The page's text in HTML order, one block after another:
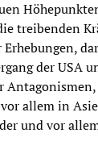
treibenden
der USA
allem in
und vor